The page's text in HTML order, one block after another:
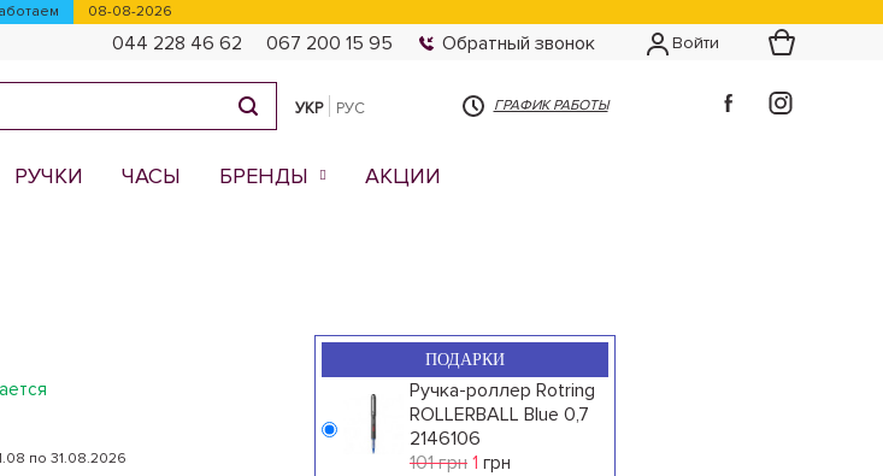
08-08-2026
044 228 46 62 067 200 15 95 Обратный звонок Войти
УКР РУС ГРАФИК РАБОТЫ
РУЧКИ ЧАСЫ БРЕНДЫ АКЦИИ
по 31.08.2026
ПОДАРКИ
Ручка-роллер Rotring
ROLLERBALL Blue 0,7
2146106
101 грн 1 грн